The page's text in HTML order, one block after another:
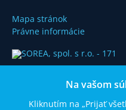
Mapa stránok
Právne informácie
Na vašom
Kliknutím na „Prijať